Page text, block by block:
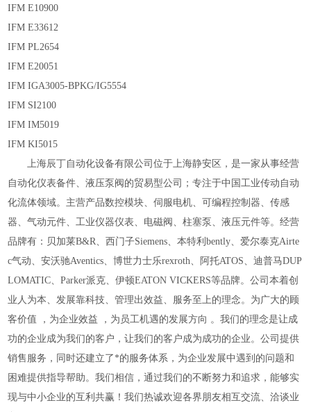
IFM E10900
IFM E33612
IFM PL2654
IFM E20051
IFM IGA3005-BPKG/IG5554
IFM SI2100
IFM IM5019
IFM KI5015
上海辰丁自动化设备有限公司位于上海静安区，是一家从事经营
自动化仪表备件、液压泵阀的贸易型公司；专注于中国工业传动自动
化流体领域。主营产品数控模块、伺服电机、可编程控制器、传感
器、气动元件、工业仪器仪表、电磁阀、柱塞泵、液压元件等。经营
品牌有：贝加莱B&R、西门子Siemens、本特利bently、爱尔泰克Airte
c气动、安沃驰Aventics、博世力士乐rexroth、阿托ATOS、迪普马DUP
LOMATIC、Parker派克、伊顿EATON VICKERS等品牌。公司本着创
业人为本、发展靠科技、管理出效益、服务至上的理念。为广大的顾
客价值 ，为企业效益 ，为员工机遇的发展方向 。我们的理念是让成
功的企业成为我们的客户，让我们的客户成为成功的企业。公司提供
销售服务，同时还建立了*的服务体系，为企业发展中遇到的问题和
困难提供指导帮助。我们相信，通过我们的不断努力和追求，能够实
现与中小企业的互利共赢！我们热诚欢迎各界朋友相互交流、洽谈业